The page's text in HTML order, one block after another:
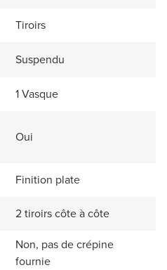
Tiroirs
Suspendu
1 Vasque
Oui
Finition plate
2 tiroirs côte à côte
Non, pas de crépine
fournie